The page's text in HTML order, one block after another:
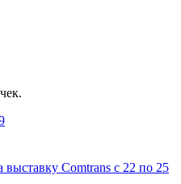
выставку Comtrans c 22 по 25